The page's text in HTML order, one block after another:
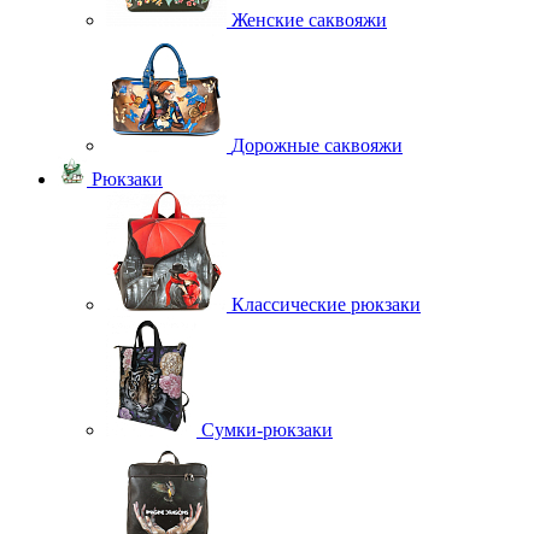
Женские саквояжи
Дорожные саквояжи
Рюкзаки
Классические рюкзаки
Сумки-рюкзаки